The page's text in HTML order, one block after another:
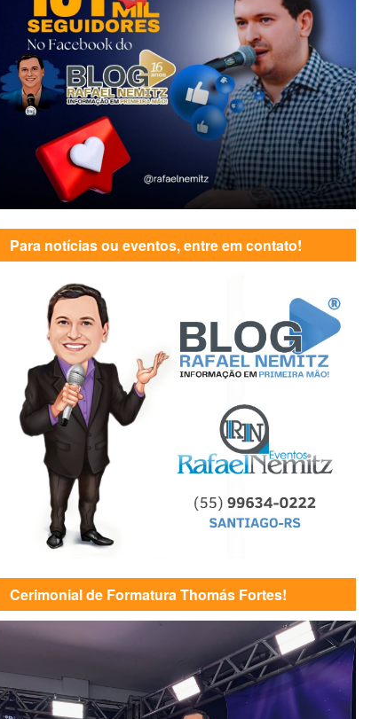
Para notícias ou eventos, entre em contato!
Cerimonial de Formatura Thomás Fortes!